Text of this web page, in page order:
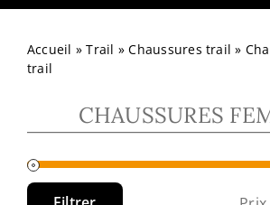
Bivouac
Accueil »Trail »Chaussures trail »
trail
CHAUSSURES